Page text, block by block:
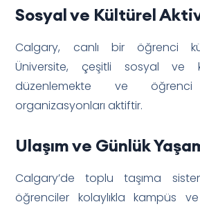
Sosyal ve Kültürel
Calgary, canlı bir öğrenci
Üniversite, çeşitli sosyal ve
düzenlemekte ve
organizasyonları aktiftir.
Ulaşım ve Günlük
Calgary’de toplu taşıma
öğrenciler kolaylıkla kampüs